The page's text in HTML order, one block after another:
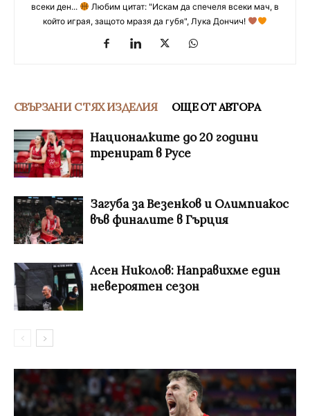
всеки ден...
Любим цитат: "Искам да спечеля всеки мач, в
който играя, защото мразя да губя", Лука Дончич!
СВЪРЗАНИ С ТЯХ ИЗДЕЛИЯ ОЩЕ ОТ АВТОРА
Националките до 20 години
тренират в Русе
Загуба за Везенков и Олимпиакос
във финалите в Гърция
Асен Николов: Направихме един
невероятен сезон